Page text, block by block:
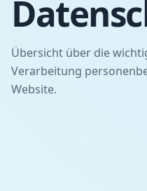
Übersicht über die
Verarbeitung
Website.